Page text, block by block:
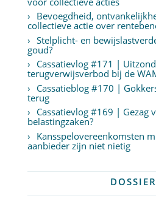
Bevoegdheid,
collectieve actie over
Stelplicht- en
goud?
Cassatievlog #171 |
terugverwijsverbod bij de
Cassatieblog #170 |
terug
Cassatievlog #169 | Gezag
belastingzaken?
Kansspelovereenkomsten
aanbieder zijn niet nietig